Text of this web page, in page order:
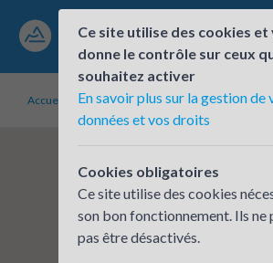
Accueil Établissements inscrits CHU
Ce site utilise des cookies et
donne le contrôle sur ceux
souhaitez activer
En savoir plus sur la gestion de
données et vos droits
Cookies obligatoires
Ce site utilise des cookies
son bon fonctionnement. Ils ne
pas être désactivés.